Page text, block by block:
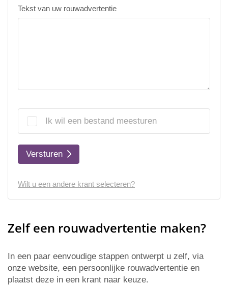
Tekst van uw rouwadvertentie
Ik wil een bestand meesturen
Versturen
Wilt u een andere krant selecteren?
Zelf een rouwadvertentie maken?
In een paar eenvoudige stappen ontwerpt u zelf, via
onze website, een persoonlijke rouwadvertentie en
plaatst deze in een krant naar keuze.